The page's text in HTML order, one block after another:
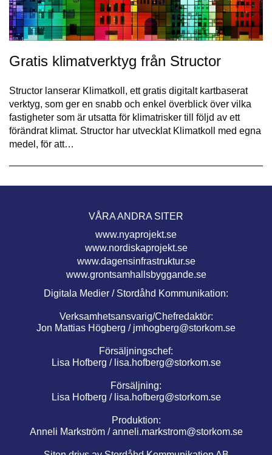
Gratis klimatverktyg från Structor
Structor lanserar Klimatkoll, ett gratis digitalt kartbaserat
verktyg, som ger en snabb och enkel överblick över vilka
fastigheter som är utsatta för klimatrisker till följd av ett
förändrat klimat. Structor har utvecklat Klimatkoll med egna
medel, för att…
VÅRA ANDRA SITER
www.nyaprojekt.se
www.nordiskaprojekt.se
www.dagensinfrastruktur.se
www.grontsamhallsbyggande.se
Digitala Medier / Stordåhd Kommunikation:
Verksamhetsansvarig/Chefredaktör:
Jon Mattias Högberg / jmhogberg@storkom.se
Försäljningschef:
Lisa Hofberg / lisa.hofberg@storkom.se
Försäljning:
Lisa Hofberg / lisa.hofberg@storkom.se
Produktion:
Anneli Markström /anneli.markstrom@storkom.se